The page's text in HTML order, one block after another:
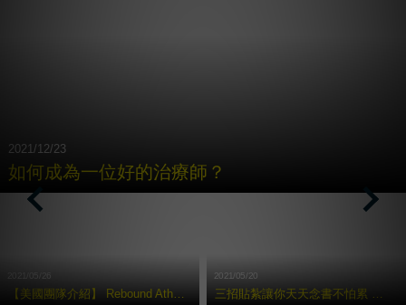
2021/12/23
如何成為⼀位好的治療師？
【美國團隊介紹】 Rebound Athletic 運動復健訓練中心
2021/05/20
三招貼紮讓你天天念書不怕累 考試都拿100 分